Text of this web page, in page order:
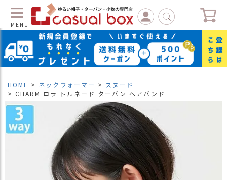
MENU
マ
ペ
HOME ネックウォーマー
スヌード
CHARM ロラ トルネード ターバン ヘアバンド